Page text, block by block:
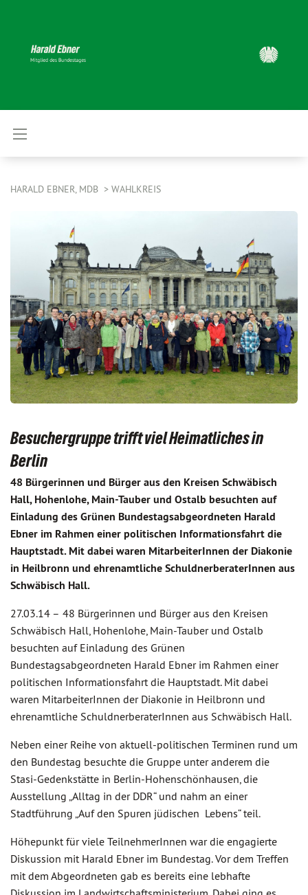
HARALD EBNER, MDB WAHLKREIS
Besuchergruppe trifft viel Heimatliches in
Berlin
48 Bürgerinnen und Bürger aus den Kreisen Schwäbisch
Hall, Hohenlohe, Main-Tauber und Ostalb besuchten auf
Einladung des Grünen Bundestagsabgeordneten Harald
Ebner im Rahmen einer politischen Informationsfahrt die
Hauptstadt. Mit dabei waren MitarbeiterInnen der Diakonie
in Heilbronn und ehrenamtliche SchuldnerberaterInnen aus
Schwäbisch Hall.
27.03.14 – 48 Bürgerinnen und Bürger aus den Kreisen
Schwäbisch Hall, Hohenlohe, Main-Tauber und Ostalb
besuchten auf Einladung des Grünen
Bundestagsabgeordneten Harald Ebner im Rahmen einer
politischen Informationsfahrt die Hauptstadt. Mit dabei
waren MitarbeiterInnen der Diakonie in Heilbronn und
ehrenamtliche SchuldnerberaterInnen aus Schwäbisch Hall.
Neben einer Reihe von aktuell-politischen Terminen rund um
den Bundestag besuchte die Gruppe unter anderem die
Stasi-Gedenkstätte in Berlin-Hohenschönhausen, die
Ausstellung „Alltag in der DDR“ und nahm an einer
Stadtführung „Auf den Spuren jüdischen Lebens“ teil.
Höhepunkt für viele TeilnehmerInnen war die engagierte
Diskussion mit Harald Ebner im Bundestag. Vor dem Treffen
mit dem Abgeordneten gab es bereits eine lebhafte